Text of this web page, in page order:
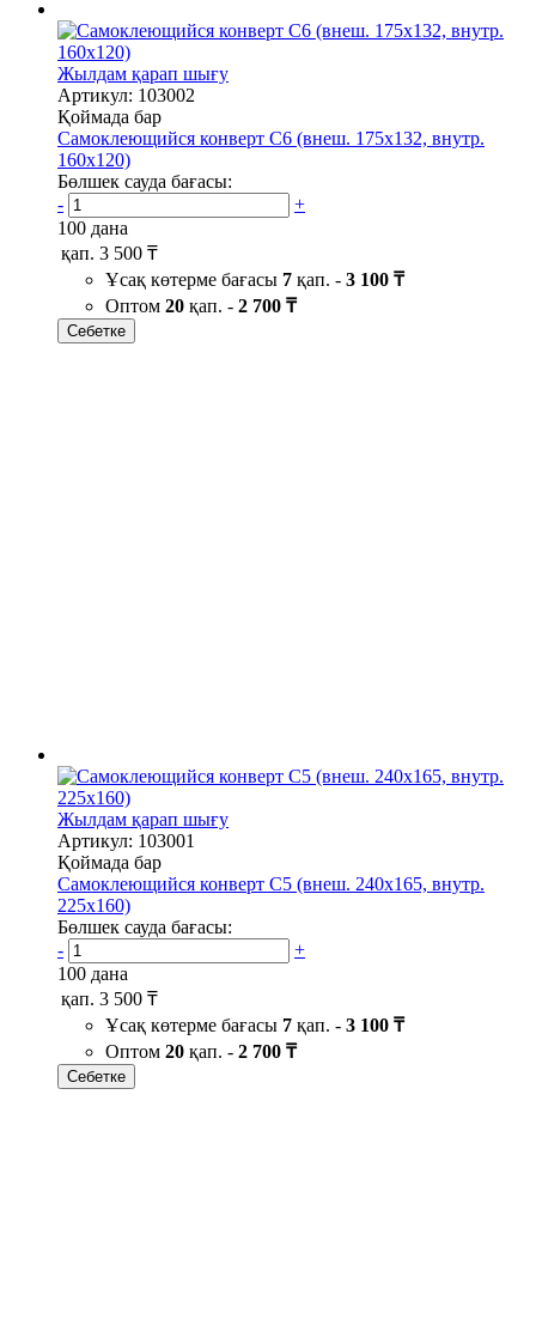
Жылдам қарап шығу
Артикул: 103002
Қоймада бар
Самоклеющийся конверт С6 (внеш. 175х132, внутр.
160х120)
Бөлшек сауда бағасы:
-
+
100 дана
қап. 3 500 ₸
Ұсақ көтерме бағасы 7 қап. - 3 100 ₸
Оптом 20 қап. - 2 700 ₸
Себетке
Жылдам қарап шығу
Артикул: 103001
Қоймада бар
Самоклеющийся конверт С5 (внеш. 240х165, внутр.
225х160)
Бөлшек сауда бағасы:
-
+
100 дана
қап. 3 500 ₸
Ұсақ көтерме бағасы 7 қап. - 3 100 ₸
Оптом 20 қап. - 2 700 ₸
Себетке